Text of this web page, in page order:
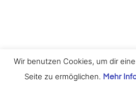
Wir benutzen Cookies, um dir
Seite zu ermöglichen. Mehr